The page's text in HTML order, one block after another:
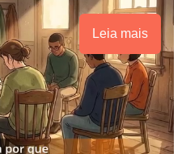
Leia mais